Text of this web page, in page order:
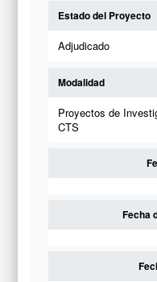
Estado del Proyecto
Adjudicado
Modalidad
Proyectos de
CTS
Fecha